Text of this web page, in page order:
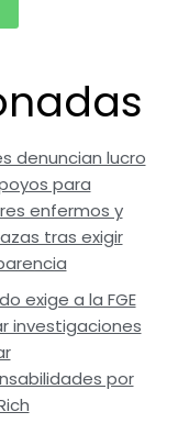
denuncian lucro
para
enfermos y
tras exigir
exige a la FGE
investigaciones
por